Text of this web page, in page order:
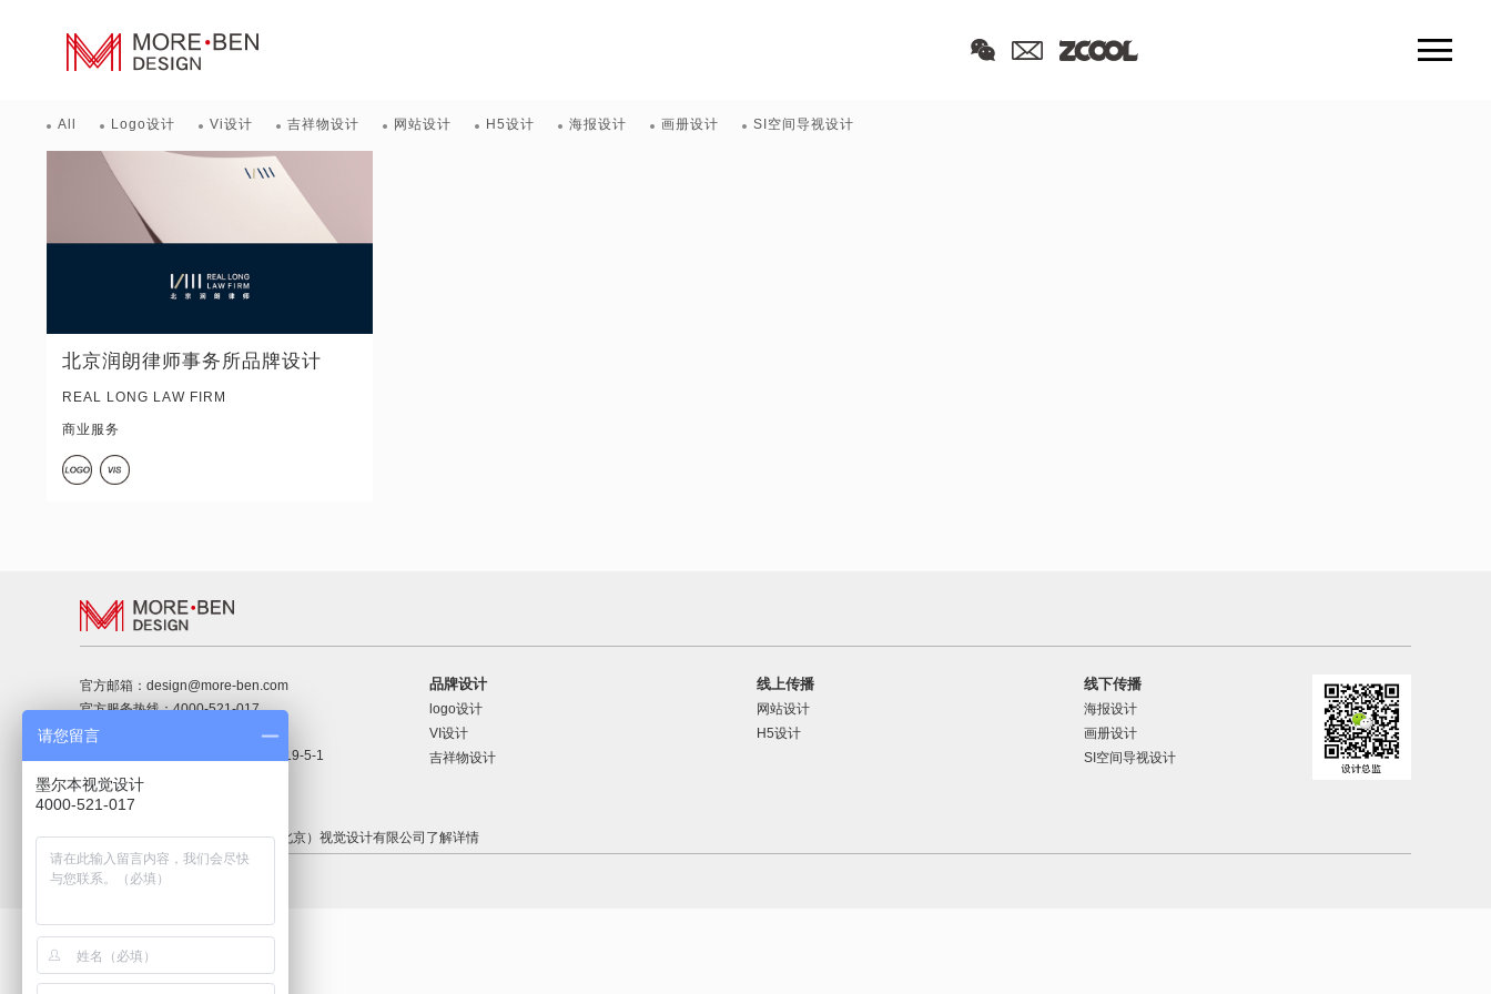
All Logo设计 Vi设计 吉祥物设计 网站设计 H5设计 海报设计 画册设计 SI空间导视设计
北京润朗律师事务所品牌设计
REAL LONG LAW FIRM
商业服务
官方邮箱：design@more-ben.com
官方服务热线：4000-521-017
24小时咨询热线：18600222116
公司地址：中国·北京 ·万红路5号 · 19-5-1
ICP备：京ICP 15033104号-1
品牌设计
logo设计
VI设计
吉祥物设计
线上传播
网站设计
H5设计
线下传播
海报设计
画册设计
SI空间导视设计
欢迎致电4000-521-017 墨尔本（北京）视觉设计有限公司了解详情
隐私政策 | 使用条款
请您留言
墨尔本视觉设计
4000-521-017